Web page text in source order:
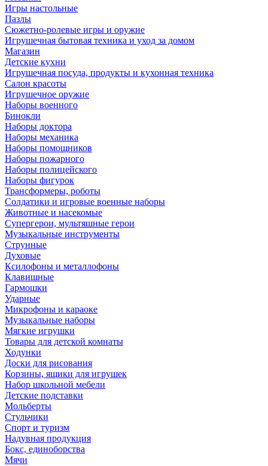
Игры настольные
Пазлы
Сюжетно-ролевые игры и оружие
Игрушечная бытовая техника и уход за домом
Магазин
Детские кухни
Игрушечная посуда, продукты и кухонная техника
Салон красоты
Игрушечное оружие
Наборы военного
Бинокли
Наборы доктора
Наборы механика
Наборы помощников
Наборы пожарного
Наборы полицейского
Наборы фигурок
Трансформеры, роботы
Солдатики и игровые военные наборы
Животные и насекомые
Супергерои, мультяшные герои
Музыкальные инструменты
Струнные
Духовые
Ксилофоны и металлофоны
Клавишные
Гармошки
Ударные
Микрофоны и караоке
Музыкальные наборы
Мягкие игрушки
Товары для детской комнаты
Ходунки
Доски для рисования
Корзины, ящики для игрушек
Набор школьной мебели
Детские подставки
Мольберты
Стульчики
Спорт и туризм
Надувная продукция
Бокс, единоборства
Мячи